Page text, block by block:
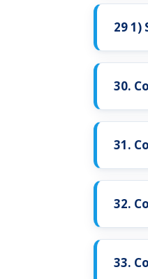
29
30.
31.
32.
33.